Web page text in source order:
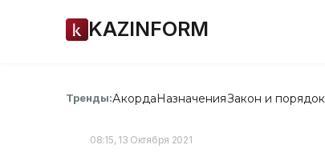
KAZINFORM
Тренды:АкордаНазначенияЗакон и порядок
08:15, 13 Октября 2021